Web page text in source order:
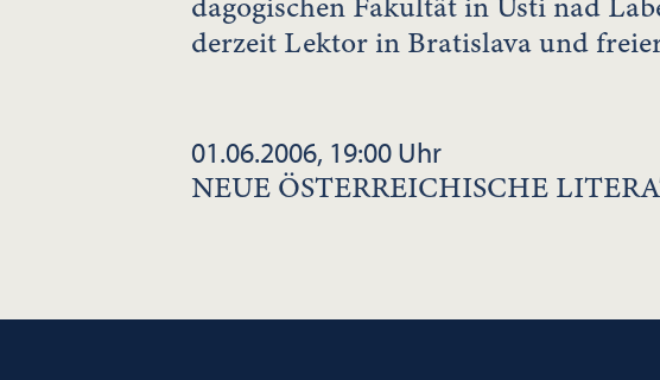
derzeit Lektor in Bratislava und
01.06.2006, 19:00 Uhr
NEUE ÖSTERREICHISCHE